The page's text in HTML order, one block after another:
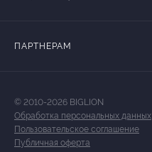
ПАРТНЕРАМ
© 2010-2026 BIGLION
Обработка персональных данных
Пользовательское соглашение
Публичная оферта